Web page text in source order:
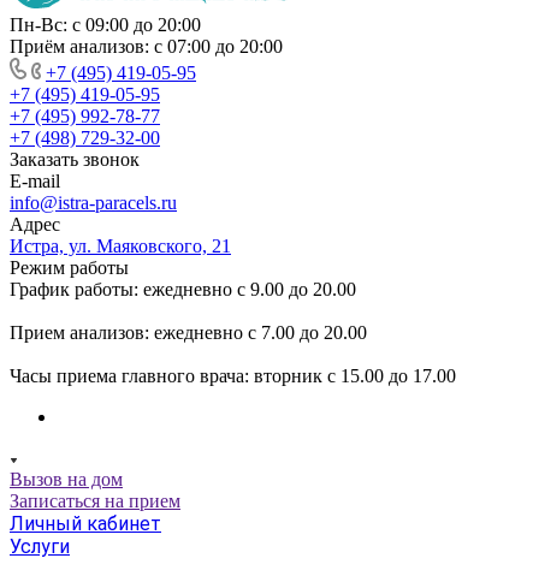
Пн-Вс: с 09:00 до 20:00
Приём анализов: с 07:00 до 20:00
+7 (495) 419-05-95
+7 (495) 419-05-95
+7 (495) 992-78-77
+7 (498) 729-32-00
Заказать звонок
E-mail
info@istra-paracels.ru
Адрес
Истра, ул. Маяковского, 21
Режим работы
График работы: ежедневно с 9.00 до 20.00
Прием анализов: ежедневно с 7.00 до 20.00
Часы приема главного врача: вторник с 15.00 до 17.00
Вызов на дом
Записаться на прием
Личный кабинет
Услуги